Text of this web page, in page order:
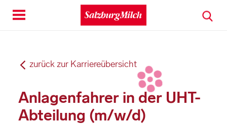
Toggle
navigation
zurück zur Karriereübersicht
Anlagenfahrer in der UHT-
Abteilung (m/w/d)